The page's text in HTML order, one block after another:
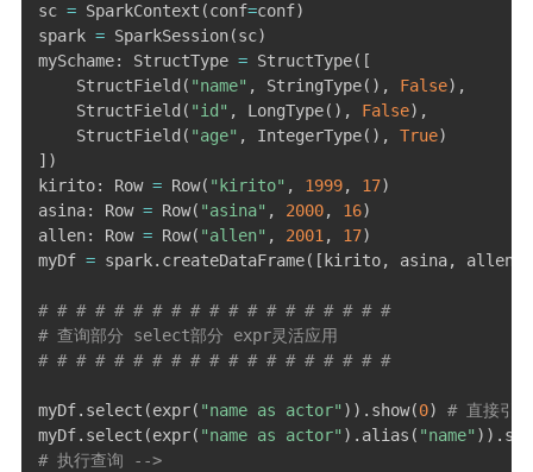
sc = SparkContext (conf=conf)
spark = SparkSession(sc)
mySchame: StructType = StructType( [
    StructField
( "name" , StringType( ) , False) ,
    StructField
( "id" , LongType( ) , False) ,
    StructField
( "age" , IntegerType( ) , True)
] )
kirito: Row = Row( "kirito" , 1999, 17)
asina: Row = Row( "asina" , 2000, 16)
allen: Row = Row( "allen" , 2001, 17)
myDf = spark. createDataFrame( [ kirito, asina, allen
# # # # # # # # # # # # # # # # # # #
# 查询部分 select部分 expr灵活应用
# # # # # # # # # # # # # # # # # # #
myDf. select (expr( "name as actor" ) ) . show(0)
# 直接引
myDf. select (expr( "name as actor" ) . alias ( "name" ) ) .
# 执行查询 -->